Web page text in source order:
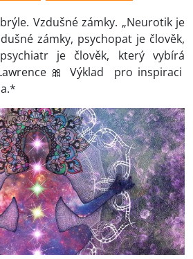
Vzdušné zámky. „Neurotik je
zámky, psychopat je člověk,
je člověk, který vybírá
🎀 Výklad pro inspiraci